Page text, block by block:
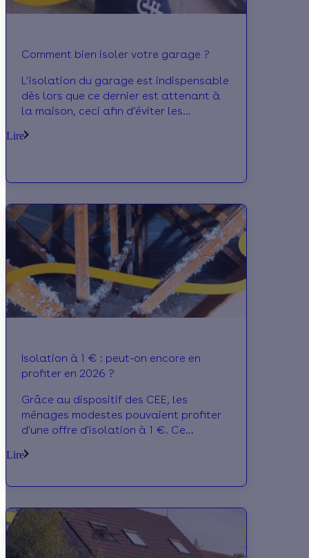
Comment bien isoler votre garage ?
L’isolation du garage est indispensable
dès lors que ce dernier est attenant à
la maison, ceci afin d’éviter les
surconsommation. Dans cet article,
performances énergétiques de votre
logement.
Lire
Isolation à 1 € : peut-on encore en
profiter en 2026 ?
Grâce au dispositif des CEE, les
ménages modestes pouvaient profiter
d'une offre d'isolation à 1 €. Ce
murs et aux planchers bas n'existe plus
Lire